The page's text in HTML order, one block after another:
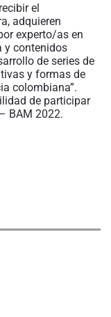
el
adquieren
experto/as en
y contenidos
de series de
y formas de
colombiana”.
de participar
BAM 2022.